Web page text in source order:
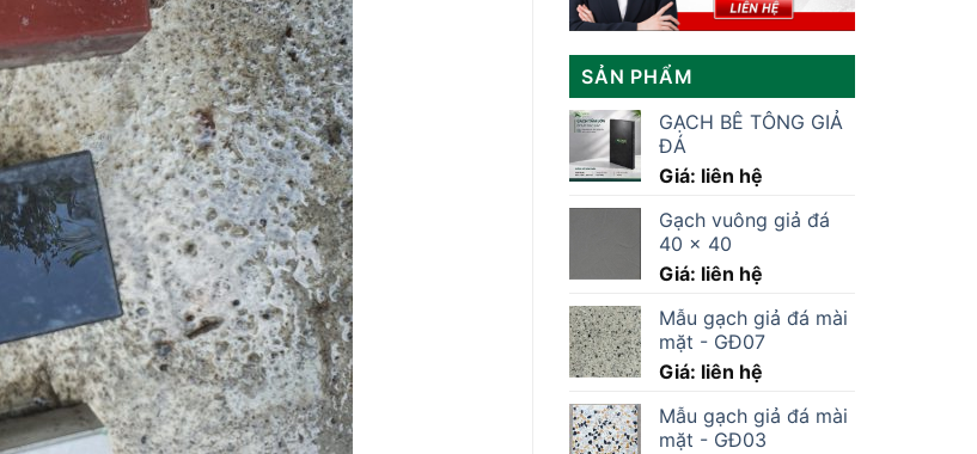
SẢN PHẨM
GẠCH BÊ TÔNG GIẢ
ĐÁ
Giá: liên hệ
Gạch vuông giả đá
40 x 40
Giá: liên hệ
Mẫu gạch giả đá mài
mặt - GĐ07
Giá: liên hệ
Mẫu gạch giả đá mài
mặt - GĐ03